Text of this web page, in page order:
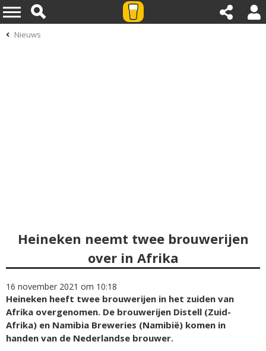
Nieuws
Heineken neemt twee brouwerijen
over in Afrika
16 november 2021 om 10:18
Heineken heeft twee brouwerijen in het zuiden van
Afrika overgenomen. De brouwerijen Distell (Zuid-
Afrika) en Namibia Breweries (Namibië) komen in
handen van de Nederlandse brouwer.